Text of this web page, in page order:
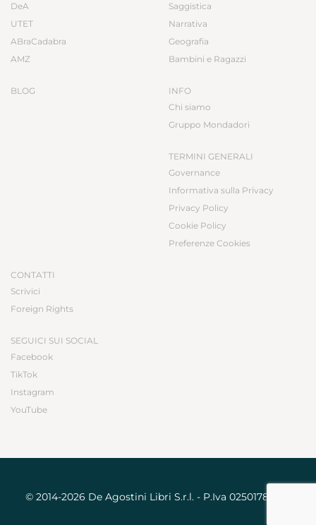
DeA
UTET
ABraCadabra
AMZ
BLOG
Saggistica
Narrativa
Geografia
Bambini e Ragazzi
INFO
Chi siamo
Gruppo Mondadori
TERMINI GENERALI
Governance
Informativa sulla Privacy
Privacy Policy
Cookie Policy
Preferenze Cookies
CONTATTI
Scrivici
Foreign Rights
SEGUICI SUI SOCIAL
Facebook
TikTok
Instagram
YouTube
© 2014-2026 De Agostini Libri S.r.l. - P.Iva 02501780031